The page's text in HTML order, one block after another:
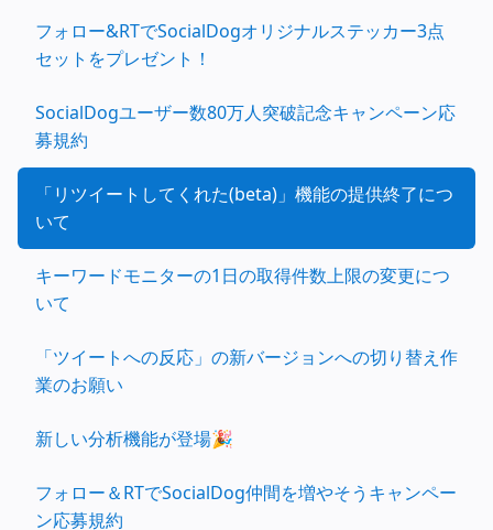
フォロー&RTでSocialDogオリジナルステッカー3点
セットをプレゼント！
SocialDogユーザー数80万人突破記念キャンペーン応
募規約
「リツイートしてくれた(beta)」機能の提供終了につ
いて
キーワードモニターの1日の取得件数上限の変更につ
いて
「ツイートへの反応」の新バージョンへの切り替え作
業のお願い
新しい分析機能が登場🎉
フォロー＆RTでSocialDog仲間を増やそうキャンペー
ン応募規約